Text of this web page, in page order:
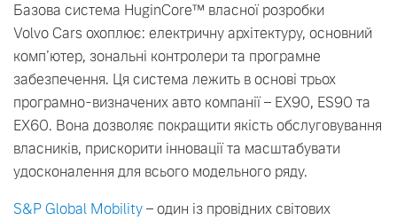
Базова система HuginCore™ власної розробки
Volvo Cars охоплює: електричну архітектуру, основний
комп’ютер, зональні контролери та програмне
забезпечення. Ця система лежить в основі трьох
програмно-визначених авто компанії – EX90, ES90 та
EX60. Вона дозволяє покращити якість обслуговування
власників, прискорити інновації та масштабувати
удосконалення для всього модельного ряду.
S&P Global Mobility– один із провідних світових